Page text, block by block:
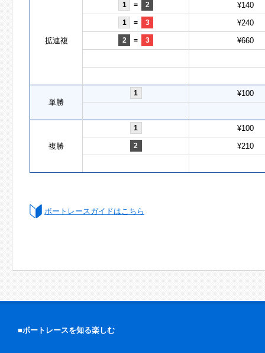
拡連複
1 = 2 ¥140
1 = 3 ¥240
2 = 3 ¥660
単勝
1 ¥100
複勝
1 ¥100
2 ¥210
ボートレースガイドはこちら
■ボートレースを知る楽しむ